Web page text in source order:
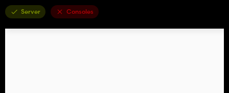
Server Consoles